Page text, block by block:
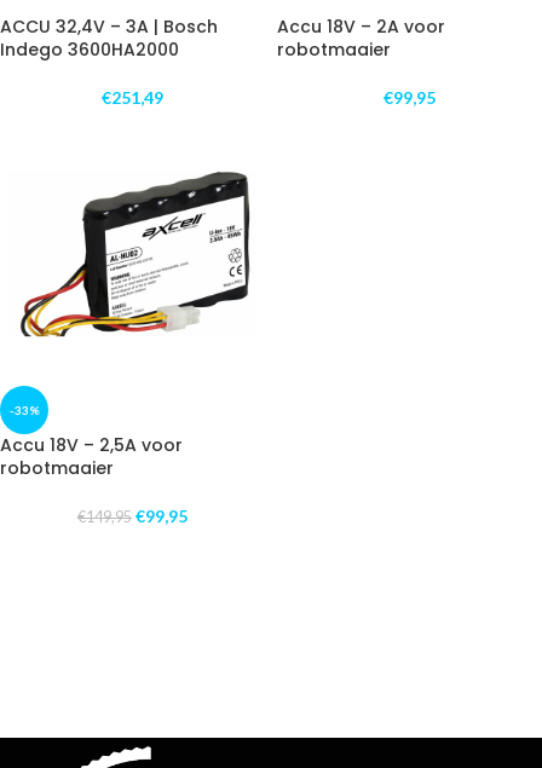
ACCU 32,4V – 3A | Bosch
Indego 3600HA2000
€251,49
Accu 18V – 2A voor
robotmaaier
€99,95
-33%
Accu 18V – 2,5A voor
robotmaaier
€149,95 €99,95